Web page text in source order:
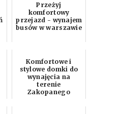
Przeżyj
komfortowy
przejazd - wynajem
busów w warszawie
Komfortowe i
stylowe domki do
wynajęcia na
terenie
Zakopanego